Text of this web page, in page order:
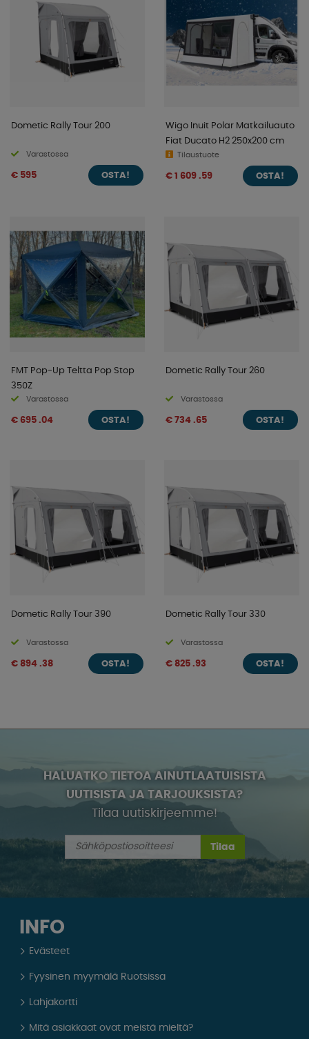
Dometic Rally Tour 200
Varastossa
€ 595 OSTA!
Wigo Inuit Polar Matkailuauto
Fiat Ducato H2 250x200 cm
Tilaustuote
€ 1 609 .59 OSTA!
FMT Pop-Up Teltta Pop Stop
350Z
Varastossa
€ 695 .04 OSTA!
Dometic Rally Tour 260
Varastossa
€ 734 .65 OSTA!
Dometic Rally Tour 390
Varastossa
€ 894 .38 OSTA!
Dometic Rally Tour 330
Varastossa
€ 825 .93 OSTA!
HALUATKO TIETOA AINUTLAATUISISTA
UUTISISTA JA TARJOUKSISTA?
Tilaa uutiskirjeemme!
Tilaa
INFO
Evästeet
Fyysinen myymälä Ruotsissa
Lahjakortti
Mitä asiakkaat ovat meistä mieltä?